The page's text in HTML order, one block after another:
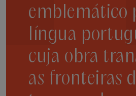
emblemático
língua
cuja obra
as fronteiras